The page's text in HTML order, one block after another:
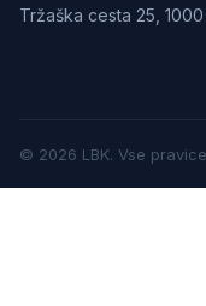
Tržaška cesta 25,
© 2026 LBK. Vse